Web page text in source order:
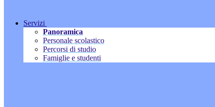
Servizi
Panoramica
Personale scolastico
Percorsi di studio
Famiglie e studenti